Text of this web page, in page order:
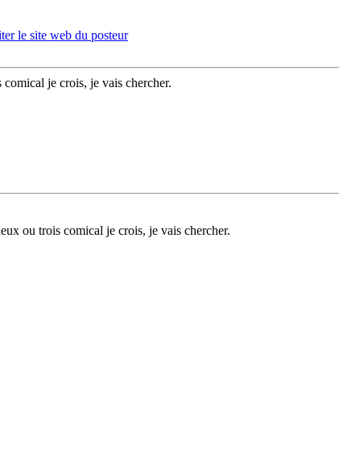
je crois, je vais chercher.
ou trois comical je crois, je vais chercher.